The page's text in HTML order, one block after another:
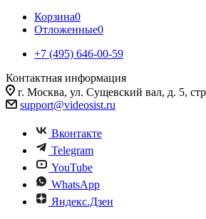
Корзина0
Отложенные0
+7 (495) 646-00-59
Контактная информация
г. Москва, ул. Сущевский вал, д. 5,
support@videosist.ru
Вконтакте
Telegram
YouTube
WhatsApp
Яндекс.Дзен